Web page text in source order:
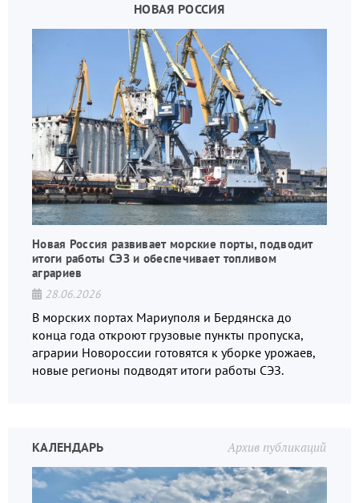
НОВАЯ РОССИЯ
Новая Россия развивает морские порты, подводит
итоги работы СЭЗ и обеспечивает топливом
аграриев
28.06.2026
В морских портах Мариуполя и Бердянска до
конца года откроют грузовые пункты пропуска,
аграрии Новороссии готовятся к уборке урожаев,
новые регионы подводят итоги работы СЭЗ.
Архив публикаций
КАЛЕНДАРЬ